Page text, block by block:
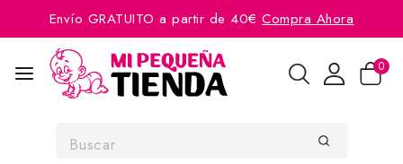
Envío GRATUITO a partir de 40€Compra Ahora
0